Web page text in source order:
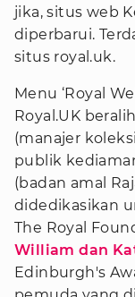
jika, situs web
diperbarui.
situs royal.uk.
Menu ‘Royal
Royal.UK
(manajer
publik
(badan amal
didedikasikan
The Royal
William dan
Edinburgh's